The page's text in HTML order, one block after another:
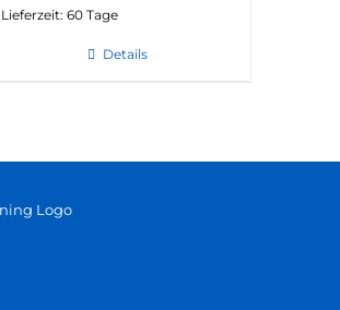
Lieferzeit: 60 Tage
Details